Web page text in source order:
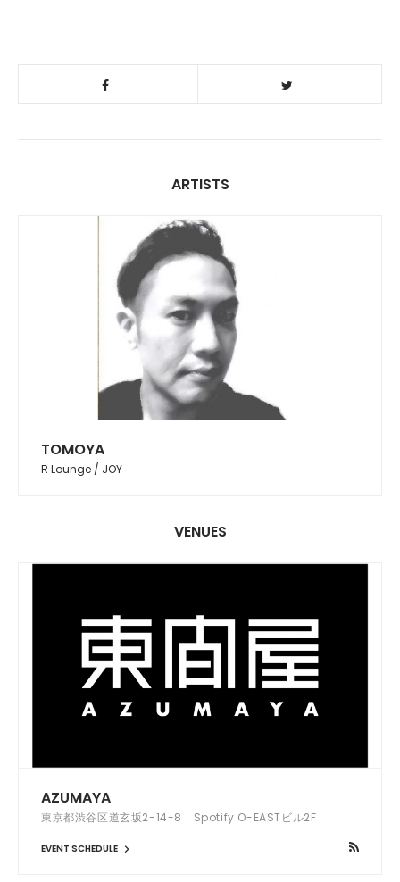
ARTISTS
TOMOYA
R Lounge / JOY
VENUES
AZUMAYA
東京都渋谷区道玄坂2-14-8 Spotify O-EASTビル2F
EVENT SCHEDULE